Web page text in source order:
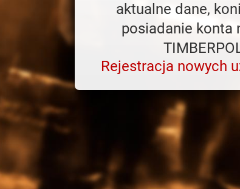
aktualne dane,
posiadanie konta
Rejestracja nowych